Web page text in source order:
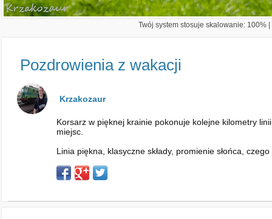
Twój system stosuje skalowanie: 100%
Pozdrowienia z wakacji
Krzakozaur
Korsarz w pięknej krainie pokonuje kolejne kilometry
miejsc.
Linia piękna, klasyczne składy, promienie słońca,